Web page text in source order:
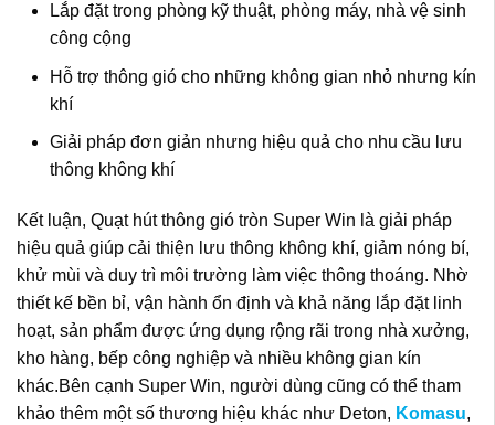
Lắp đặt trong phòng kỹ thuật, phòng máy, nhà vệ sinh
công cộng
Hỗ trợ thông gió cho những không gian nhỏ nhưng kín
khí
Giải pháp đơn giản nhưng hiệu quả cho nhu cầu lưu
thông không khí
Kết luận, Quạt hút thông gió tròn Super Win là giải pháp
hiệu quả giúp cải thiện lưu thông không khí, giảm nóng bí,
khử mùi và duy trì môi trường làm việc thông thoáng. Nhờ
thiết kế bền bỉ, vận hành ổn định và khả năng lắp đặt linh
hoạt, sản phẩm được ứng dụng rộng rãi trong nhà xưởng,
kho hàng, bếp công nghiệp và nhiều không gian kín
khác.Bên cạnh Super Win, người dùng cũng có thể tham
khảo thêm một số thương hiệu khác như Deton, Komasu,